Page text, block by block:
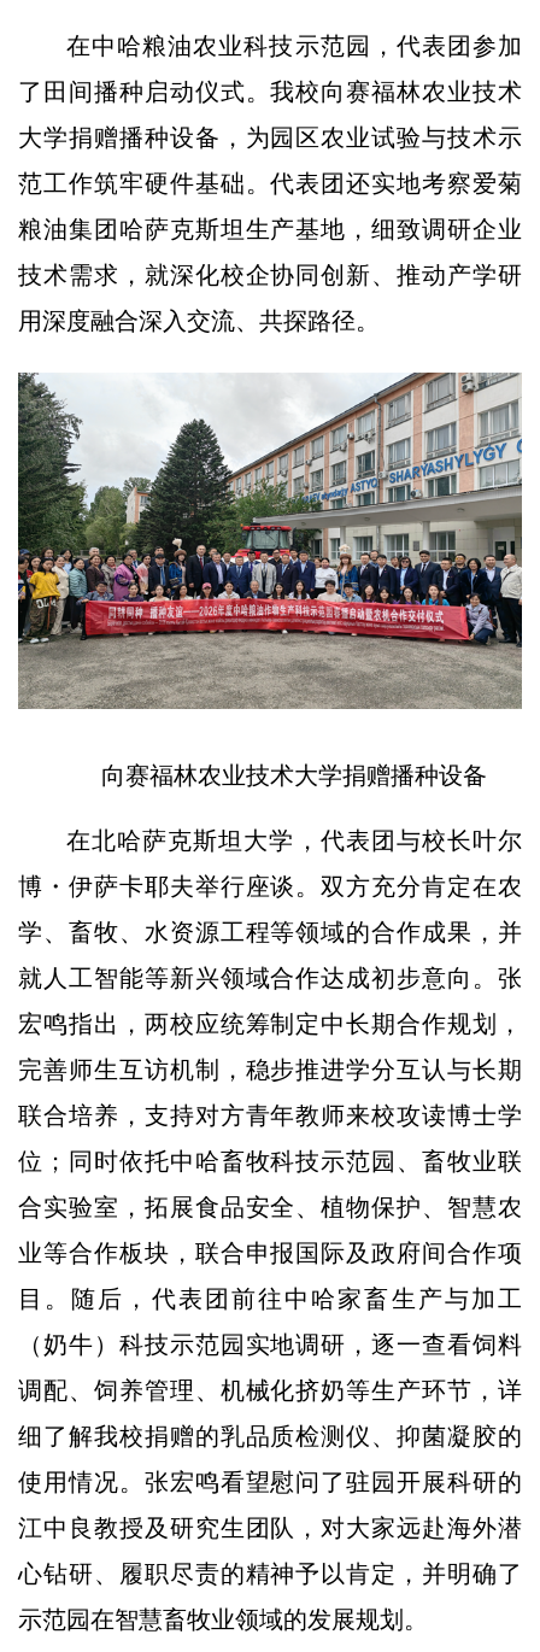
在中哈粮油农业科技示范园，代表团参加
了田间播种启动仪式。我校向赛福林农业技术
大学捐赠播种设备，为园区农业试验与技术示
范工作筑牢硬件基础。代表团还实地考察爱菊
粮油集团哈萨克斯坦生产基地，细致调研企业
技术需求，就深化校企协同创新、推动产学研
用深度融合深入交流、共探路径。
向赛福林农业技术大学捐赠播种设备
在北哈萨克斯坦大学，代表团与校长叶尔
博・伊萨卡耶夫举行座谈。双方充分肯定在农
学、畜牧、水资源工程等领域的合作成果，并
就人工智能等新兴领域合作达成初步意向。张
宏鸣指出，两校应统筹制定中长期合作规划，
完善师生互访机制，稳步推进学分互认与长期
联合培养，支持对方青年教师来校攻读博士学
位；同时依托中哈畜牧科技示范园、畜牧业联
合实验室，拓展食品安全、植物保护、智慧农
业等合作板块，联合申报国际及政府间合作项
目。随后，代表团前往中哈家畜生产与加工
（奶牛）科技示范园实地调研，逐一查看饲料
调配、饲养管理、机械化挤奶等生产环节，详
细了解我校捐赠的乳品质检测仪、抑菌凝胶的
使用情况。张宏鸣看望慰问了驻园开展科研的
江中良教授及研究生团队，对大家远赴海外潜
心钻研、履职尽责的精神予以肯定，并明确了
示范园在智慧畜牧业领域的发展规划。